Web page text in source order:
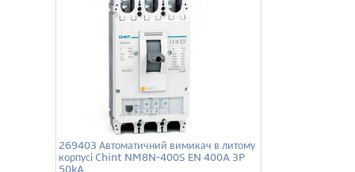
269403 Автоматичний вимикач в литому
корпусі Chint NM8N-400S EN 400A 3P
50kA